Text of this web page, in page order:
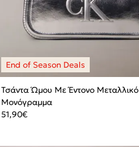
Τσάντα Ώμου Με Έντονο Μεταλλικό
Μονόγραμμα
51,90€